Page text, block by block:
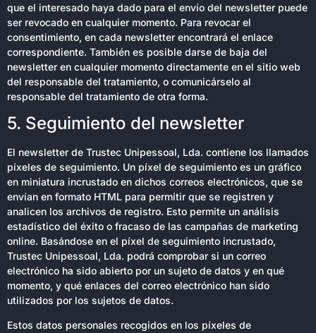
que el interesado haya dado para el envío del newsletter puede
ser revocado en cualquier momento. Para revocar el
consentimiento, en cada newsletter encontrará el enlace
correspondiente. También es posible darse de baja del
newsletter en cualquier momento directamente en el sitio web
del responsable del tratamiento, o comunicárselo al
responsable del tratamiento de otra forma.
5. Seguimiento del newsletter
El newsletter de Trustec Unipessoal, Lda. contiene los llamados
píxeles de seguimiento. Un píxel de seguimiento es un gráfico
en miniatura incrustado en dichos correos electrónicos, que se
envían en formato HTML para permitir que se registren y
analicen los archivos de registro. Esto permite un análisis
estadístico del éxito o fracaso de las campañas de marketing
online. Basándose en el píxel de seguimiento incrustado,
Trustec Unipessoal, Lda. podrá comprobar si un correo
electrónico ha sido abierto por un sujeto de datos y en qué
momento, y qué enlaces del correo electrónico han sido
utilizados por los sujetos de datos.
Estos datos personales recogidos en los píxeles de